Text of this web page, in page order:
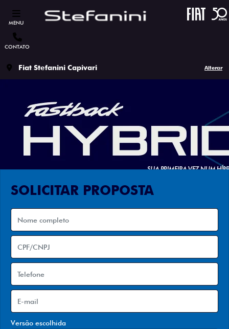
MENU
CONTATO
Fiat Stefanini Capivari Alterar
SOLICITAR PROPOSTA
Versão escolhida